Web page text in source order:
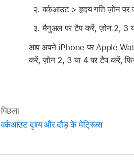
वर्कआउट > हृदय गति ज़ोन पर
मैनुअल पर टैप करें, ज़ोन 2, 3
आप अपने iPhone पर Apple
करें, ज़ोन 2, 3 या 4 पर टैप करें,
पिछला
वर्कआउट दृश्य और दौड़ के मेट्रिक्स